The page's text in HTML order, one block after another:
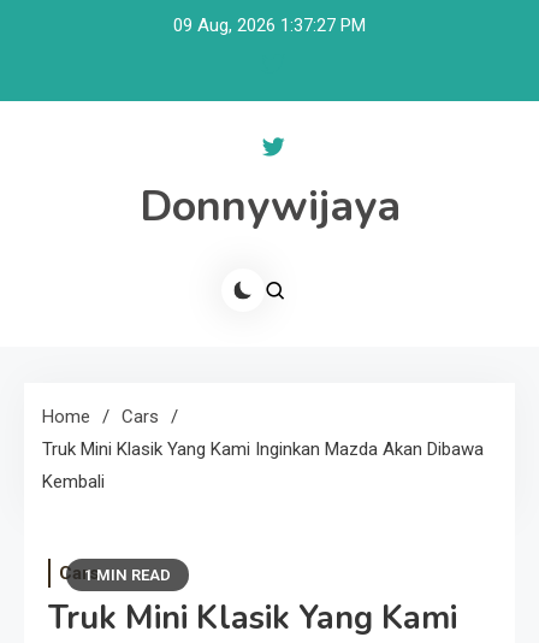
09 Aug, 2026 1:37:27 PM
Donnywijaya
Home
Cars
Truk Mini Klasik Yang Kami Inginkan Mazda Akan Dibawa
Kembali
1 MIN READ
Cars
Truk Mini Klasik Yang Kami